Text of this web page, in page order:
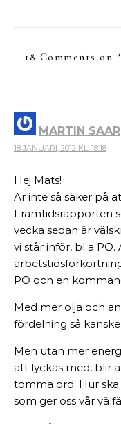
18 Comments on “
MARTIN SAAR
18 JANUARI, 2012 KL. 18:18
Hej Mats!
Är inte så säker på
Framtidsrapporten
vecka sedan är
vi står inför, bl a
PO och en
Med mer olja och
fördelning så
Men utan mer
att lyckas med, blir
tomma ord. Hur
som ger oss vår